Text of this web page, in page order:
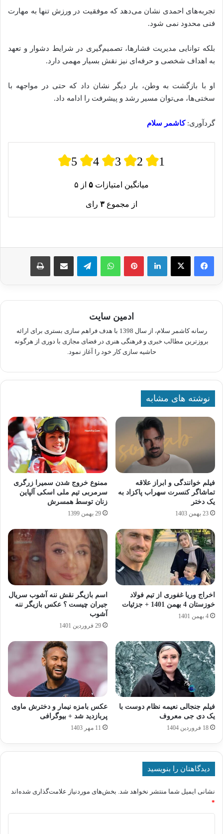
تجربه‌های احمدی نشان می‌دهد که موفقیت در ورزش تنها به مهارت
فنی محدود نمی‌ شود.
بلکه توانایی مدیریت فشارها، تصمیم‌گیری در شرایط دشوار و تعهد
به اهداف شخصی و حرفه‌ای نیز نقش بسیار مهمی دارد.
او با بازگشت به وطن، بار دیگر نشان داد که حتی در مواجهه با
سختی‌ها، می‌توان مسیر رشد و پیشرفت را ادامه داد.
گردآوری:کاشمر سلام
5 4 3 2 1
میانگین امتیازات ۵ از ۵
از مجموع ۳ رای
لینکدین پینترستواتس آپ تلگرام اشتراک گذاری از طریق ایمیل چاپ
ادمین سایت
رسانه کاشمر سلام، از سال 1398 با هدف فراهم سازی بستری برای ارائه
بروزترین مطالب خبری و فرهنگی هنری در فضای مجازی با دوری از هرگونه
حاشیه سازی کار خود را آغاز نمود.
نوشته های مشابه
فیلم خوانندگی و ابراز علاقه
تماشاگر کنسرت سهراب پاکزاد به
یک دختر
23 بهمن 1403
ممنوع خروج شدن سمیرا زرگری
سرمربی تیم ملی اسکی آلپاین
زنان توسط همسرش
29 بهمن 1399
اخراج وریا غفوری از تیم فولاد
خوزستان 4 بهمن 1401 + جزئیات
4 بهمن 1401
اسم بازیگر نقش ننه آشوب سریال
جیران چیست ؟ عکس بازیگر ننه
آشوب
29 فروردین 1401
فیلم جنجالی نعیمه نظام دوست با
یک دی جی معروف
18 فروردین 1404
عکس بامزه نیمار و دخترش ماوی
پربازدید شد + بیوگرافی
11 مهر 1403
دیدگاهتان را بنویسید
نشانی ایمیل شما منتشر نخواهد شد. بخش‌های موردنیاز علامت‌گذاری شده‌اند
*